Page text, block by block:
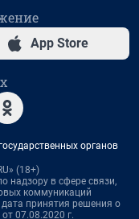
App Store
органов
(18+)
надзору в сфере связи,
коммуникаций
принятия решения о
07.08.2020 г.